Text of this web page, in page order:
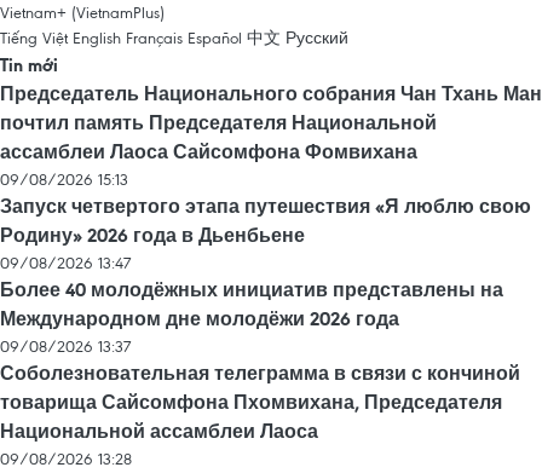
Vietnam+ (VietnamPlus)
Tiếng Việt English Français Español 中文 Русский
Tin mới
Председатель Национального собрания Чан Тхань Ман
почтил память Председателя Национальной
ассамблеи Лаоса Сайсомфона Фомвихана
09/08/2026 15:13
Запуск четвертого этапа путешествия «Я люблю свою
Родину» 2026 года в Дьенбьене
09/08/2026 13:47
Более 40 молодёжных инициатив представлены на
Международном дне молодёжи 2026 года
09/08/2026 13:37
Соболезновательная телеграмма в связи с кончиной
товарища Сайсомфона Пхомвихана, Председателя
Национальной ассамблеи Лаоса
09/08/2026 13:28